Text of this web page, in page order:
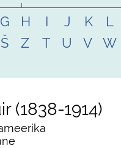
G H I J K
L
Š Z T U V
W
1838-1914